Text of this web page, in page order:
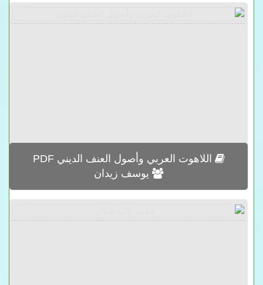
اللاهوت العربي وأصول العنف الديني PDF
يوسف زيدان